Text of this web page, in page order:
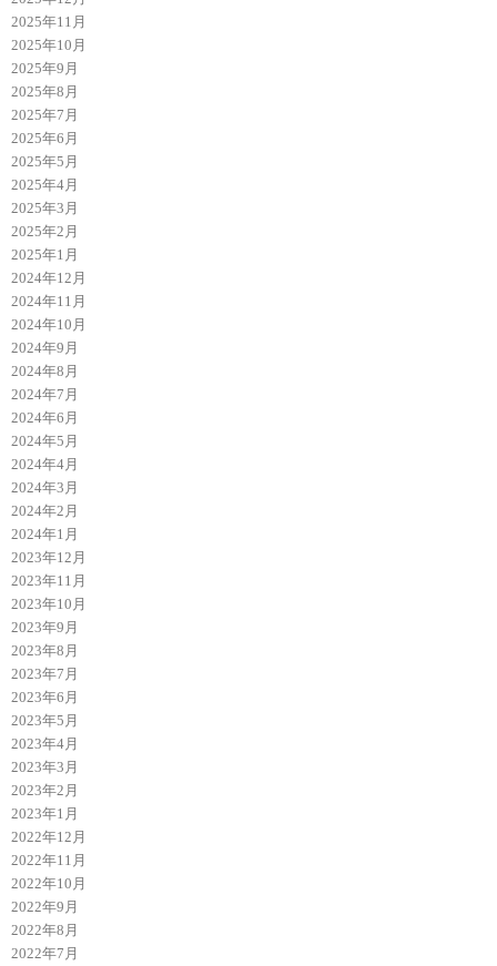
2025年11月
2025年10月
2025年9月
2025年8月
2025年7月
2025年6月
2025年5月
2025年4月
2025年3月
2025年2月
2025年1月
2024年12月
2024年11月
2024年10月
2024年9月
2024年8月
2024年7月
2024年6月
2024年5月
2024年4月
2024年3月
2024年2月
2024年1月
2023年12月
2023年11月
2023年10月
2023年9月
2023年8月
2023年7月
2023年6月
2023年5月
2023年4月
2023年3月
2023年2月
2023年1月
2022年12月
2022年11月
2022年10月
2022年9月
2022年8月
2022年7月